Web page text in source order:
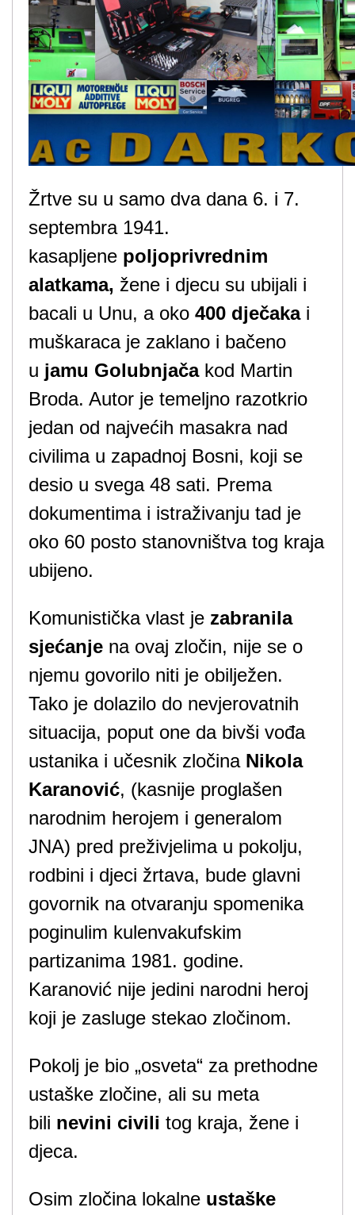
Žrtve su u samo dva dana 6. i 7.
septembra 1941.
kasapljene poljoprivrednim
alatkama, žene i djecu su ubijali i
bacali u Unu, a oko 400 dječakai
muškaraca je zaklano i bačeno
u jamu Golubnjačakod Martin
Broda. Autor je temeljno razotkrio
jedan od najvećih masakra nad
civilima u zapadnoj Bosni, koji se
desio u svega 48 sati. Prema
dokumentima i istraživanju tad je
oko 60 posto stanovništva tog kraja
ubijeno.
Komunistička vlast je zabranila
sjećanje na ovaj zločin, nije se o
njemu govorilo niti je obilježen.
Tako je dolazilo do nevjerovatnih
situacija, poput one da bivši vođa
ustanika i učesnik zločina Nikola
Karanović, (kasnije proglašen
narodnim herojem i generalom
JNA) pred preživjelima u pokolju,
rodbini i djeci žrtava, bude glavni
govornik na otvaranju spomenika
poginulim kulenvakufskim
partizanima 1981. godine.
Karanović nije jedini narodni heroj
koji je zasluge stekao zločinom.
Pokolj je bio „osveta“ za prethodne
ustaške zločine, ali su meta
bili nevini civili tog kraja, žene i
djeca.
Osim zločina lokalne ustaške